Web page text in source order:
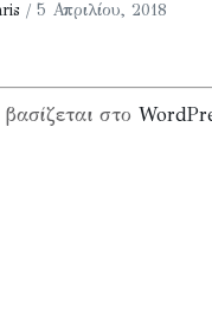
/ 5 Απριλίου, 2018
στο